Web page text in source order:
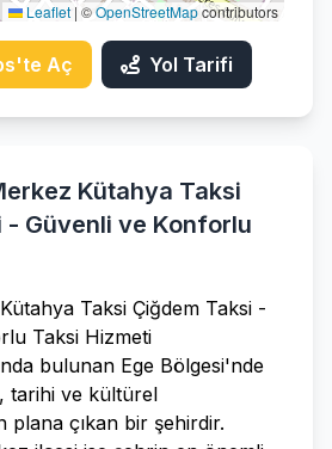
Leaflet | ©OpenStreetMapcontributors
Aç Yol Tarifi
Kütahya Taksi
- Güvenli ve Konforlu
Taksi Çiğdem Taksi -
Taksi Hizmeti
bulunan Ege Bölgesi'nde
tarihi ve kültürel
plana çıkan bir şehirdir.